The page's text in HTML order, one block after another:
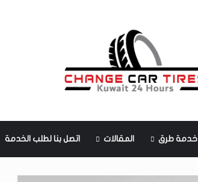
خدمة طرق المقالات اتصل بنا لطلب الخدمة